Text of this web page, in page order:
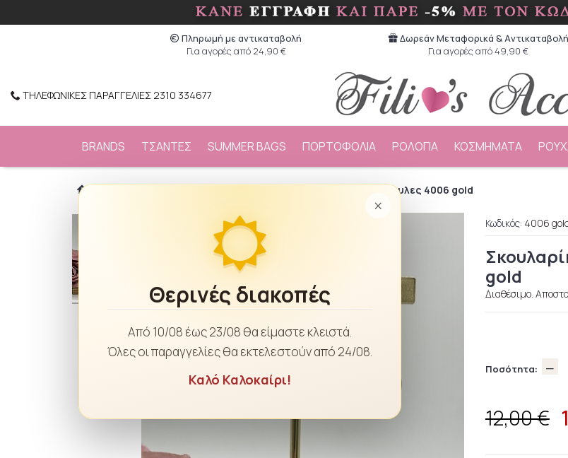
Πληρωμή με αντικαταβολή
Για αγορές από 24,90 €
Δωρεάν Μεταφορικά & Aντικαταβολή
Για αγορές από 49,90 €
ΤΗΛΕΦΩΝΙΚΕΣ ΠΑΡΑΓΓΕΛΙΕΣ 2310 334677
BRANDS ΤΣΑΝΤΕΣ SUMMER BAGS ΠΟΡΤΟΦΟΛΙΑ ΡΟΛΟΓΙΑ ΚΟΣΜΗΜΑΤΑ
×
Θερινές διακοπές
Από 10/08 έως 23/08 θα είμαστε κλειστά.
Όλες οι παραγγελίες θα εκτελεστούν από 24/08.
Καλό Καλοκαίρι!
ΚΟΣΜΗΜΑΤΑ / Σκουλαρίκια / Σκουλαρίκια κρεμαστά φράουλες 4006 gold
Κωδικός: 4006
gold
Διαθέσιμο.
Ποσότητα:
12,00 €